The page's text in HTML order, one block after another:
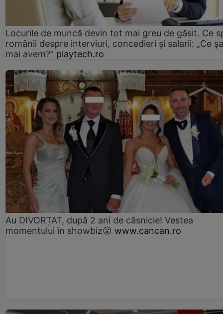
Locurile de muncă devin tot mai greu de găsit. Ce
românii despre interviuri, concedieri și salarii: „Ce
mai avem?” playtech.ro
Au DIVORȚAT, după 2 ani de căsnicie! Vestea
momentului în showbiz😮 www.cancan.ro